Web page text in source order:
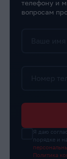
телефону и
вопросам
Я даю
порядке и
Политика